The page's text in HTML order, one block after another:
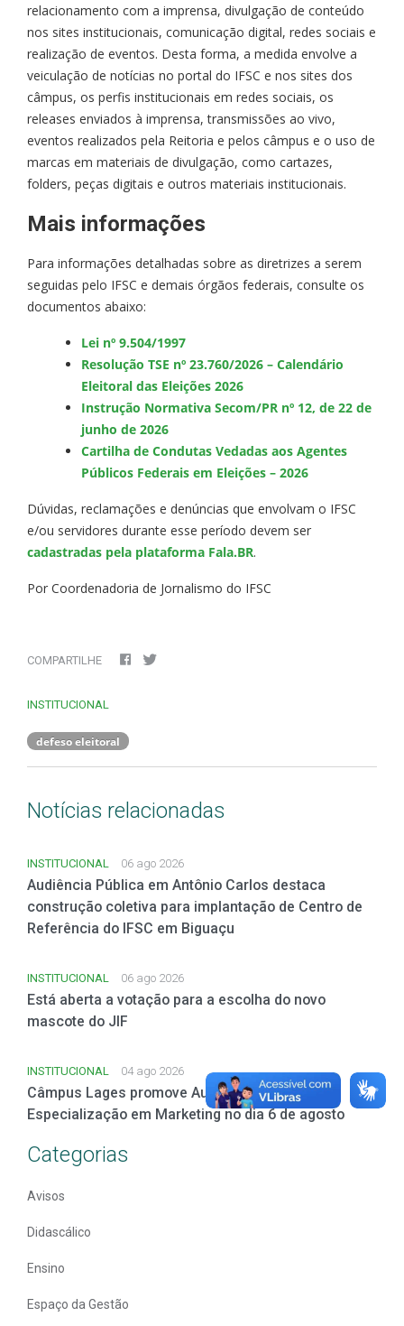
relacionamento com a imprensa, divulgação de conteúdo
nos sites institucionais, comunicação digital, redes sociais e
realização de eventos. Desta forma, a medida envolve a
veiculação de notícias no portal do IFSC e nos sites dos
câmpus, os perfis institucionais em redes sociais, os
releases enviados à imprensa, transmissões ao vivo,
eventos realizados pela Reitoria e pelos câmpus e o uso de
marcas em materiais de divulgação, como cartazes,
folders, peças digitais e outros materiais institucionais.
Mais informações
Para informações detalhadas sobre as diretrizes a serem
seguidas pelo IFSC e demais órgãos federais, consulte os
documentos abaixo:
Lei nº 9.504/1997
Resolução TSE nº 23.760/2026 – Calendário
Eleitoral das Eleições 2026
Instrução Normativa Secom/PR nº 12, de 22 de
junho de 2026
Cartilha de Condutas Vedadas aos Agentes
Públicos Federais em Eleições – 2026
Dúvidas, reclamações e denúncias que envolvam o IFSC
e/ou servidores durante esse período devem ser
cadastradas pela plataforma Fala.BR.
Por Coordenadoria de Jornalismo do IFSC
COMPARTILHE
INSTITUCIONAL
defeso eleitoral
Notícias relacionadas
INSTITUCIONAL 06 ago 2026
Audiência Pública em Antônio Carlos destaca
construção coletiva para implantação de Centro de
Referência do IFSC em Biguaçu
INSTITUCIONAL 06 ago 2026
Está aberta a votação para a escolha do novo
mascote do JIF
INSTITUCIONAL 04 ago 2026
Câmpus Lages promove Aula Inaugural da
Especialização em Marketing no dia 6 de agosto
Categorias
Avisos
Didascálico
Ensino
Espaço da Gestão